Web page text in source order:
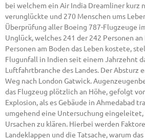
bei welchem ein Air India Dreamliner kurz
verunglückte und 270 Menschen ums
Überprüfung aller Boeing 787-Flugzeuge
Unglück, welches 241 der 242 Personen
Personen am Boden das Leben kostete,
Flugunfall in Indien seit einem Jahrzehnt
Luftfahrtbranche des Landes. Der Absturz
Weg nach London Gatwick.
das Flugzeug plötzlich an Höhe, gefolgt
Explosion, als es Gebäude in Ahmedabad
umgehend eine Untersuchung
Ursachen zu klären. Hierbei werden
Landeklappen und die Tatsache, warum